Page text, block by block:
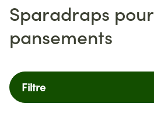
Sparadraps pour
pansements
Filtre